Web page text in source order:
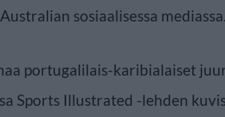
sosiaalisessa mediassa.
portugalilais-karibialaiset
Sports Illustrated -lehden